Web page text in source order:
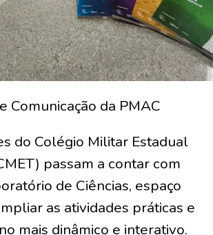
Comunicação da PMAC
do Colégio Militar Estadual
passam a contar com
de Ciências, espaço
as atividades práticas e
mais dinâmico e interativo.